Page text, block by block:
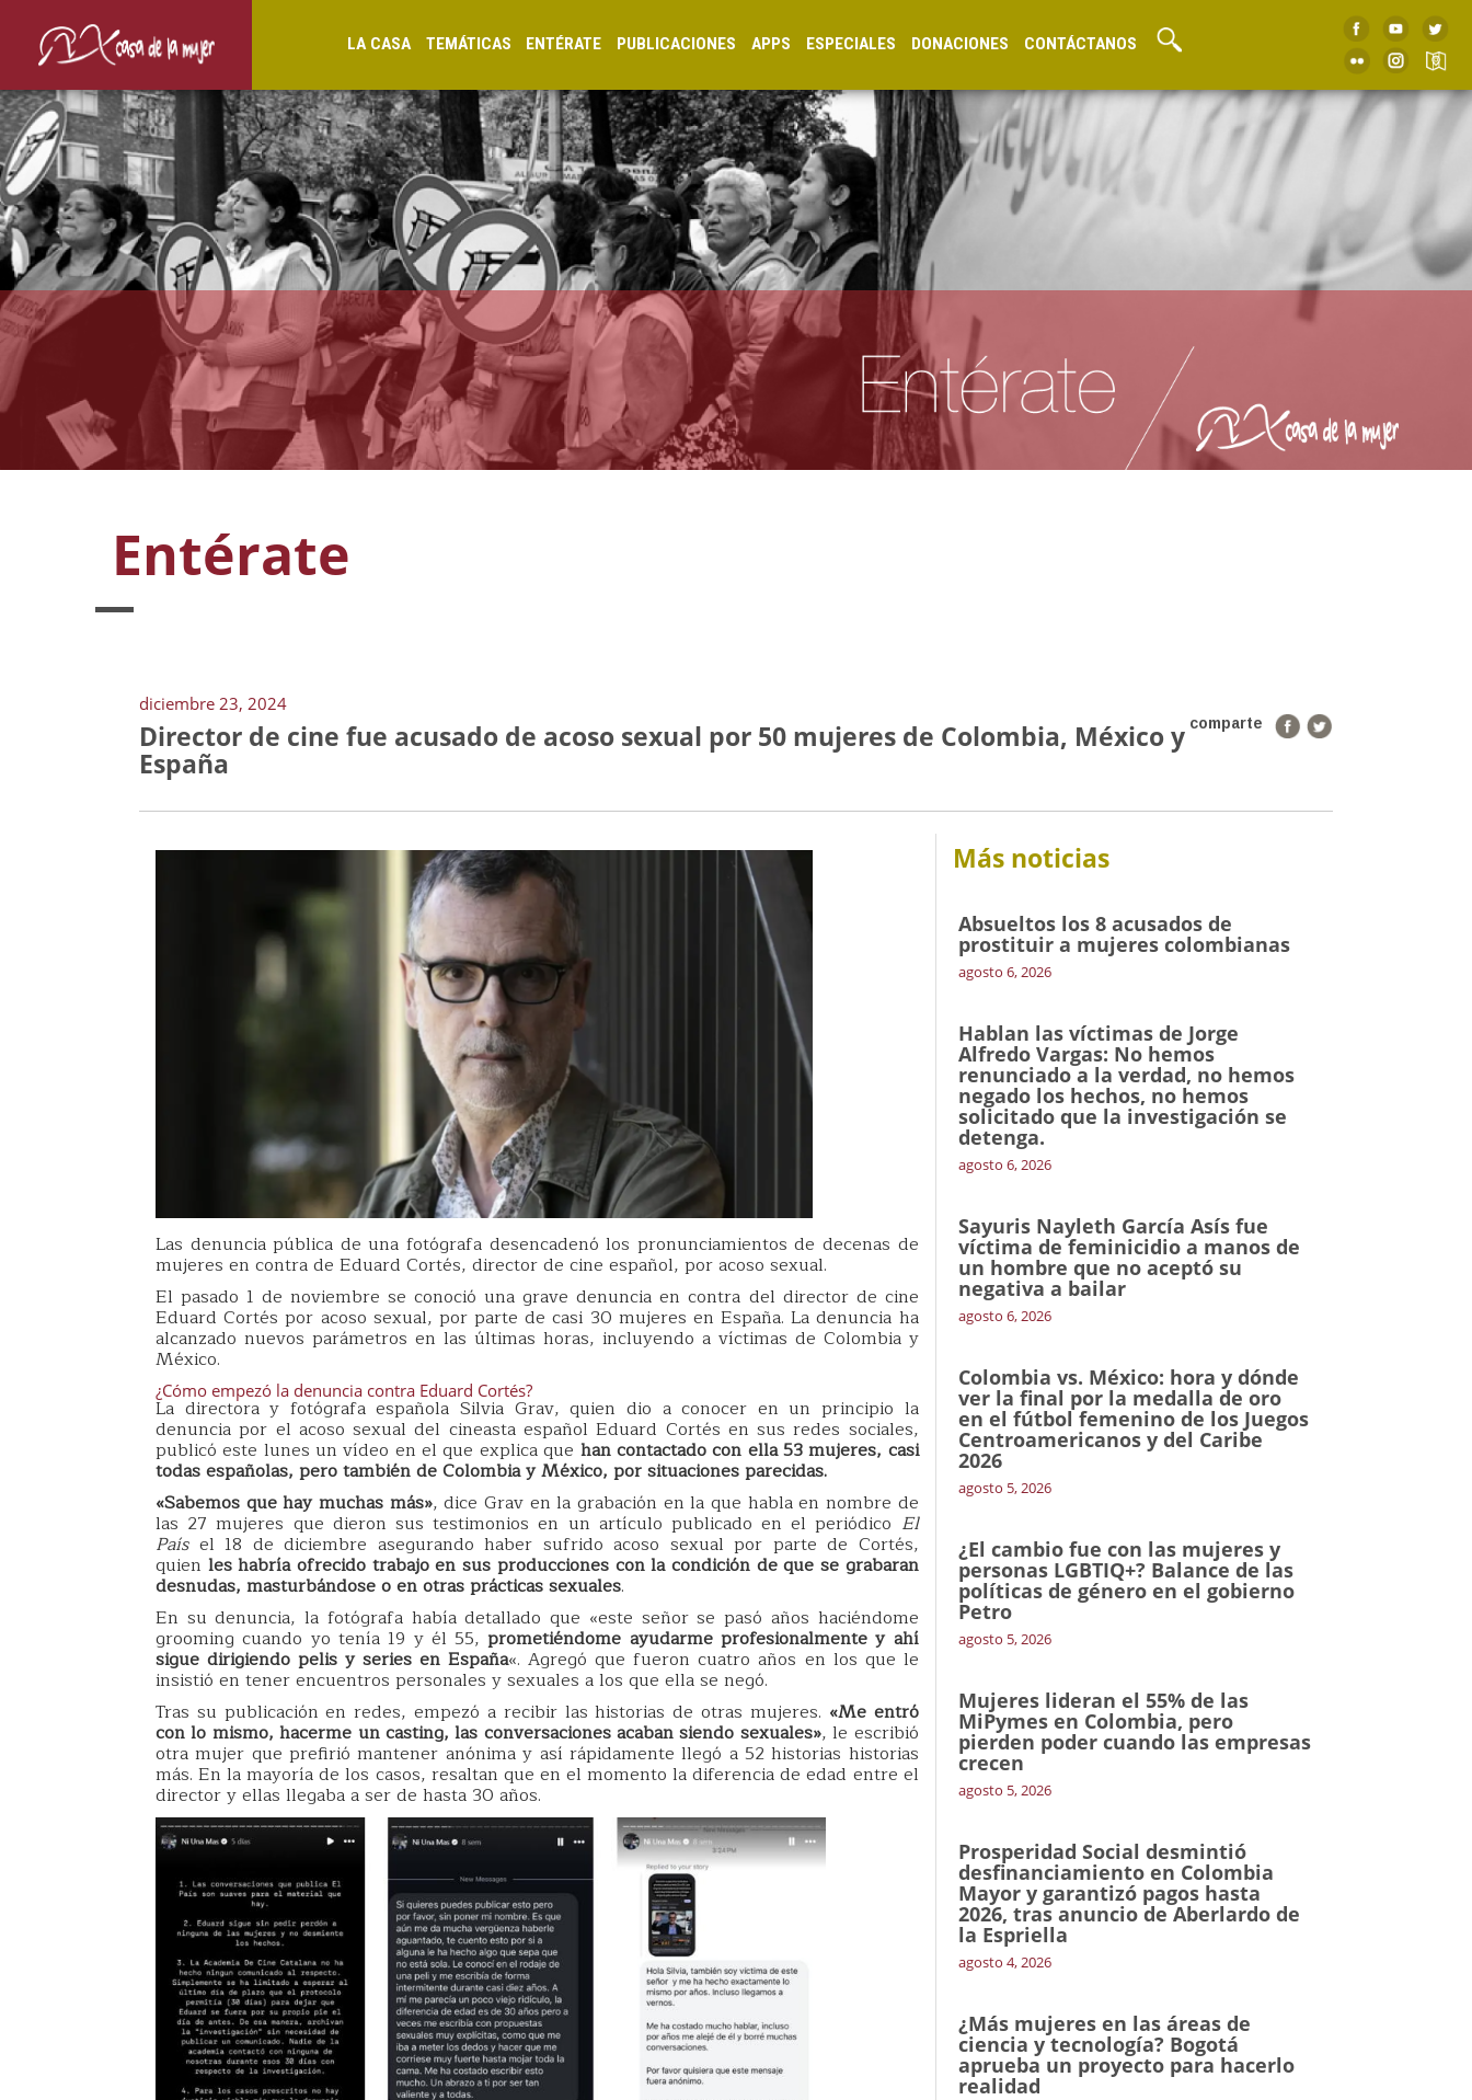
LA CASA TEMÁTICAS ENTÉRATE PUBLICACIONES APPS ESPECIALES DONACIONES CONTÁCTANOS
Entérate
diciembre 23, 2024
comparte
Director de cine fue acusado de acoso sexual por 50 mujeres de Colombia, México y
España
Las denuncia pública de una fotógrafa desencadenó los pronunciamientos de decenas de
mujeres en contra de Eduard Cortés, director de cine español, por acoso sexual.
El pasado 1 de noviembre se conoció una grave denuncia en contra del director de cine
Eduard Cortés por acoso sexual, por parte de casi 30 mujeres en España. La denuncia ha
alcanzado nuevos parámetros en las últimas horas, incluyendo a víctimas de Colombia y
México.
¿Cómo empezó la denuncia contra Eduard Cortés?
La directora y fotógrafa española Silvia Grav, quien dio a conocer en un principio la
denuncia por el acoso sexual del cineasta español Eduard Cortés en sus redes sociales,
publicó este lunes un vídeo en el que explica que han contactado con ella 53 mujeres, casi
todas españolas, pero también de Colombia y México, por situaciones parecidas.
«Sabemos que hay muchas más», dice Grav en la grabación en la que habla en nombre de
las 27 mujeres que dieron sus testimonios en un artículo publicado en el periódico El
Paísel 18 de diciembre asegurando haber sufrido acoso sexual por parte de Cortés,
quien les habría ofrecido trabajo en sus producciones con la condición de que se grabaran
desnudas, masturbándose o en otras prácticas sexuales.
En su denuncia, la fotógrafa había detallado que «este señor se pasó años haciéndome
grooming cuando yo tenía 19 y él 55,prometiéndome ayudarme profesionalmente y ahí
sigue dirigiendo pelis y series en España«. Agregó que fueron cuatro años en los que le
insistió en tener encuentros personales y sexuales a los que ella se negó.
Tras su publicación en redes, empezó a recibir las historias de otras mujeres. «Me entró
con lo mismo, hacerme un casting, las conversaciones acaban siendo sexuales», le escribió
otra mujer que prefirió mantener anónima y así rápidamente llegó a 52 historias historias
más. En la mayoría de los casos, resaltan que en el momento la diferencia de edad entre el
director y ellas llegaba a ser de hasta 30 años.
Más noticias
Absueltos los 8 acusados de
prostituir a mujeres colombianas
agosto 6, 2026
Hablan las víctimas de Jorge
Alfredo Vargas: No hemos
renunciado a la verdad, no hemos
negado los hechos, no hemos
solicitado que la investigación se
detenga.
agosto 6, 2026
Sayuris Nayleth García Asís fue
víctima de feminicidio a manos de
un hombre que no aceptó su
negativa a bailar
agosto 6, 2026
Colombia vs. México: hora y dónde
ver la final por la medalla de oro
en el fútbol femenino de los Juegos
Centroamericanos y del Caribe
2026
agosto 5, 2026
¿El cambio fue con las mujeres y
personas LGBTIQ+? Balance de las
políticas de género en el gobierno
Petro
agosto 5, 2026
Mujeres lideran el 55% de las
MiPymes en Colombia, pero
pierden poder cuando las empresas
crecen
agosto 5, 2026
Prosperidad Social desmintió
desfinanciamiento en Colombia
Mayor y garantizó pagos hasta
2026, tras anuncio de Aberlardo de
la Espriella
agosto 4, 2026
¿Más mujeres en las áreas de
ciencia y tecnología? Bogotá
aprueba un proyecto para hacerlo
realidad